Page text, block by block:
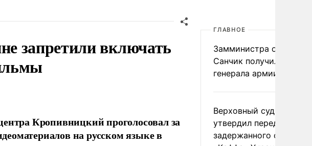
запретили включать
Кропивницкий проголосовал за
на русском языке в
ГЛАВНОЕ
Замминистра обороны
Санчик получил звание
генерала армии
Верховный суд Швеции
утвердил передачу
задержанного